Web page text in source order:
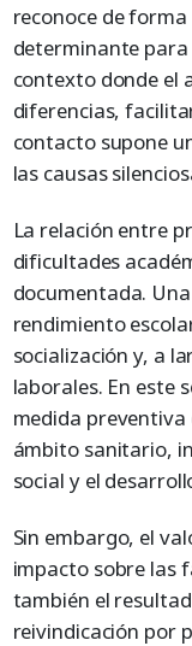
reconoce de
determinante
contexto donde el
diferencias,
contacto supone
las causas
La relación entre
dificultades
documentada.
rendimiento
socialización y, a
laborales. En este
medida preventiva
ámbito sanitario,
social y el
Sin embargo, el
impacto sobre las
también el
reivindicación por